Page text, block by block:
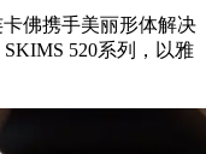
佛携手美丽形体解决
520系列，以雅